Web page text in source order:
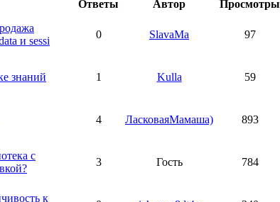
Ответы Автор Просмотры
и sessi
0 SlavaMa 97
знаний 1 Kulla 59
4 ЛасковаяМамаша) 893
с
3 Гость 784
к